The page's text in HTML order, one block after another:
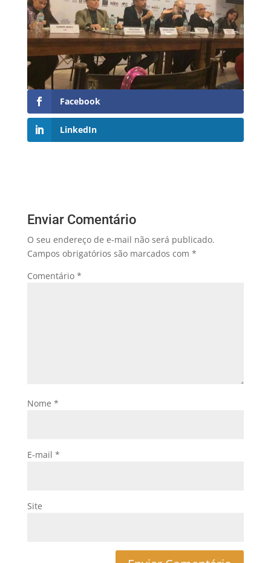
Facebook
LinkedIn
Enviar Comentário
O seu endereço de e-mail não será publicado.
Campos obrigatórios são marcados com *
Comentário *
Nome *
E-mail *
Site